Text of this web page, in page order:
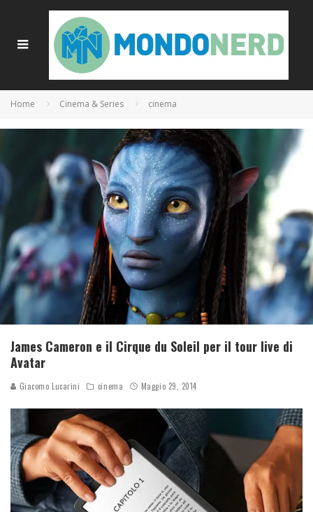
Home Cinema & Series cinema
James Cameron e il Cirque du Soleil per il tour live di
Avatar
Giacomo Lucarini cinema Maggio 29, 2014